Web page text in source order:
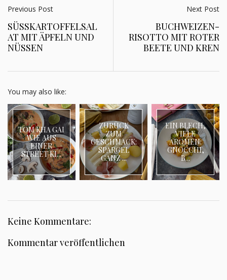
Previous Post
SÜSSKARTOFFELSAL
AT MIT ÄPFELN UND
NÜSSEN
Next Post
BUCHWEIZEN-
RISOTTO MIT ROTER
BEETE UND KREN
You may also like:
TOM KHA GAI
WIE AUS
EINER
STREET KI...
ZURÜCK
ZUM
GESCHMACK:
SPARGEL
GANZ ...
EIN BLECH,
VIELE
AROMEN:
GNOCCHI,
B...
Keine Kommentare:
Kommentar veröffentlichen